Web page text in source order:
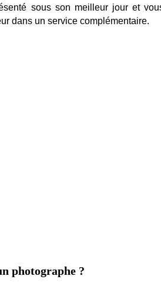
sous son meilleur jour et
dans un service complémentaire.
photographe ?